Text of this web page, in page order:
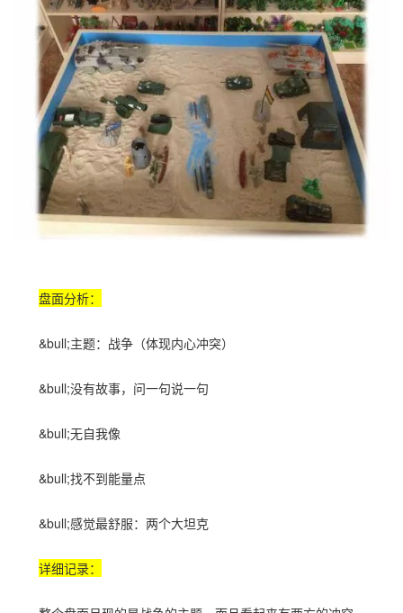
盘面分析：
&bull;主题：战争（体现内心冲突）
&bull;没有故事，问一句说一句
&bull;无自我像
&bull;找不到能量点
&bull;感觉最舒服：两个大坦克
详细记录：